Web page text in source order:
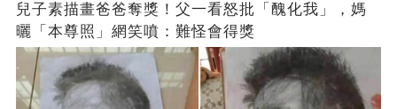
兒子素描畫爸爸奪獎！父一看怒批「醜化我」，媽
曬「本尊照」網笑噴：難怪會得獎